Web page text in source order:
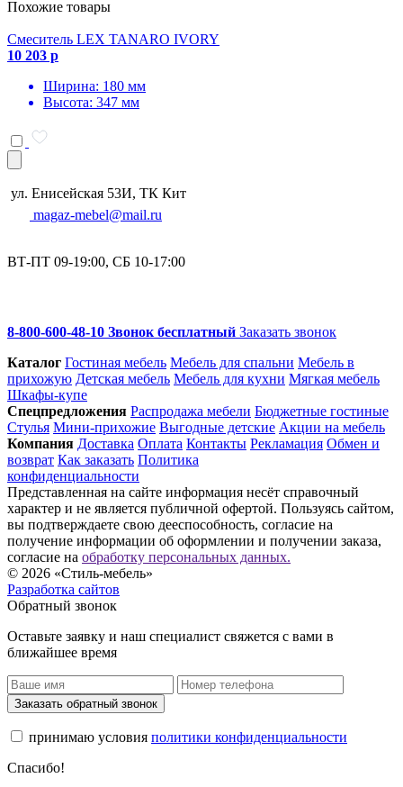
Похожие товары
Смеситель LEX TANARO IVORY
10 203 р
Ширина: 180 мм
Высота: 347 мм
ул. Енисейская 53И, ТК Кит
magaz-mebel@mail.ru
ВТ-ПТ 09-19:00, СБ 10-17:00
8-800-600-48-10 Звонок бесплатный Заказать звонок
Каталог Гостиная мебель Мебель для спальни Мебель в
прихожую Детская мебель Мебель для кухни Мягкая мебель
Шкафы-купе
Спец­предложения Распродажа мебели Бюджетные гостиные
Стулья Мини-прихожие Выгодные детские Акции на мебель
Компания Доставка Оплата Контакты Рекламация Обмен и
возврат Как заказать Политика
конфиденциальности
Представленная на сайте информация несёт справочный
характер и не является публичной офертой. Пользуясь сайтом,
вы подтверждаете свою дееспособность, согласие на
получение информации об оформлении и получении заказа,
согласие на обработку персональных данных.
© 2026 «Стиль-мебель»
Разработка сайтов
Обратный звонок
Оставьте заявку и наш специалист свяжется с вами в
ближайшее время
Заказать обратный звонок
принимаю условия политики конфиденциальности
Спасибо!